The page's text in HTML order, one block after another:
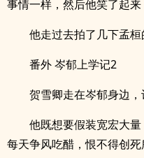
事情一样，然后他笑了起来
他走过去拍了几下孟
番外 岑郁上学记2
贺雪卿走在岑郁身边，
他既想要假装宽宏大
每天争风吃醋，恨不得创